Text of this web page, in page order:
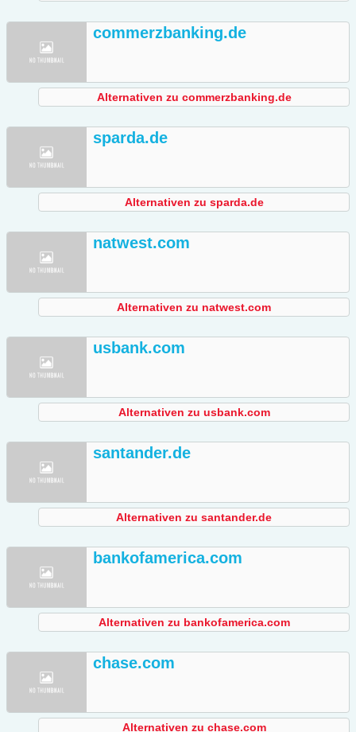
commerzbanking.de
Alternativen zu commerzbanking.de
sparda.de
Alternativen zu sparda.de
natwest.com
Alternativen zu natwest.com
usbank.com
Alternativen zu usbank.com
santander.de
Alternativen zu santander.de
bankofamerica.com
Alternativen zu bankofamerica.com
chase.com
Alternativen zu chase.com